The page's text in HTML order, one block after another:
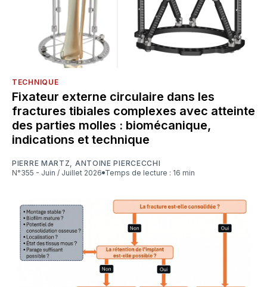
TECHNIQUE
Fixateur externe circulaire dans les
fractures tibiales complexes avec atteinte
des parties molles : biomécanique,
indications et technique
PIERRE MARTZ
ANTOINE PIERCECCHI
N°355 - Juin / Juillet 2026
Temps de lecture : 16 min